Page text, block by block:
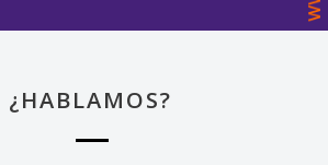
¿HABLAMOS?